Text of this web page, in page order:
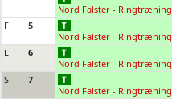
Nord Falster - Ringtræning
F
5
Nord Falster - Ringtræning
L
6
Nord Falster - Ringtræning
S
7
Nord Falster - Ringtræning